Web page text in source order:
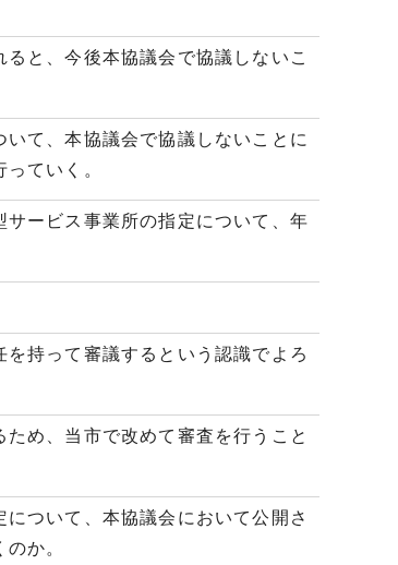
と、今後本協議会で協議しないこ
て、本協議会で協議しないことに
ていく。
ービス事業所の指定について、年
持って審議するという認識でよろ
め、当市で改めて審査を行うこと
ついて、本協議会において公開さ
か。